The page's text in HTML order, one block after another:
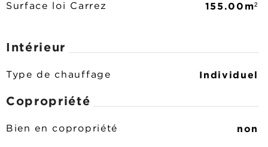
Surface loi Carrez 155.00m²
Intérieur
Type de chauffage Individuel
Copropriété
Bien en copropriété non